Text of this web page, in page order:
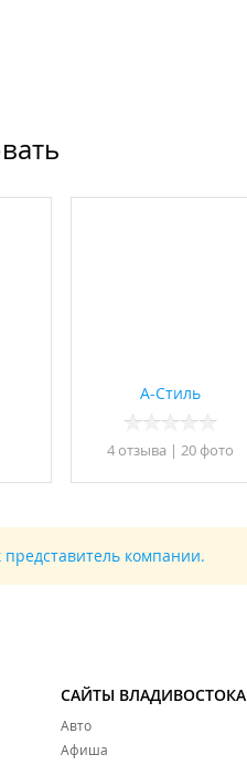
А-Стиль
4 отзывa | 20 фото
представитель компании.
САЙТЫ ВЛАДИВОСТОКА
Авто
Афиша